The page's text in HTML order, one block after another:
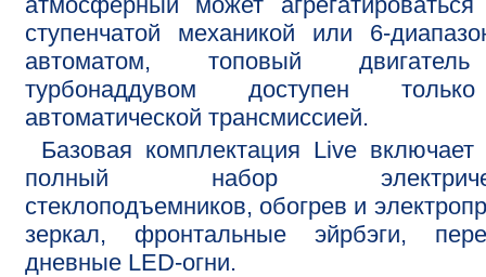
ступенчатой механикой или 6-
автоматом, топовый
турбонаддувом доступен
автоматической трансмиссией.
Базовая комплектация Live включает
полный набор
стеклоподъемников, обогрев и
зеркал, фронтальные эйрбэги,
дневные LED-огни.